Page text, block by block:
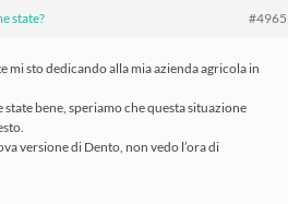
state? #4965
mi sto dedicando alla mia azienda agricola in
state bene, speriamo che questa situazione
versione di Dento, non vedo l’ora di